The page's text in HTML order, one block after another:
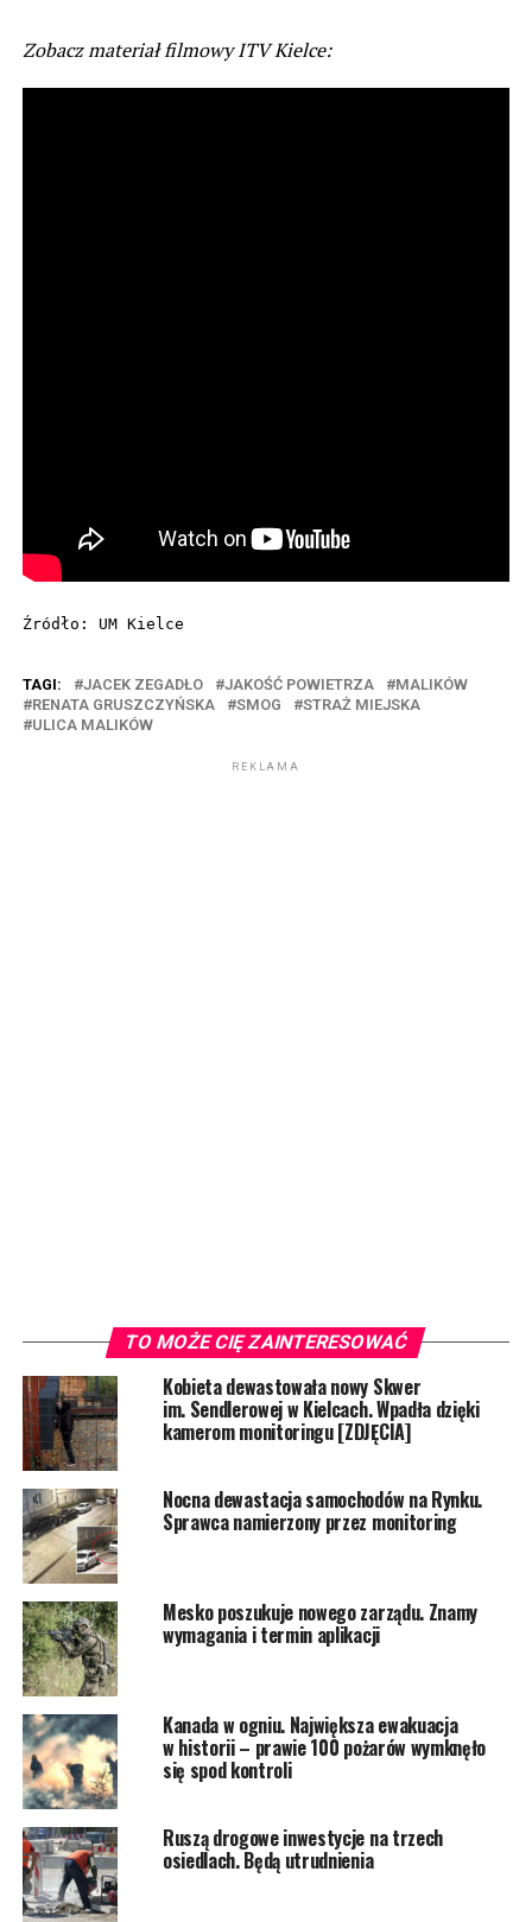
Zobacz materiał filmowy ITV Kielce:
Źródło: UM Kielce
TAGI: JACEK ZEGADŁO JAKOŚĆ POWIETRZA
MALIKÓW
RENATA GRUSZCZYŃSKA
SMOG
STRAŻ MIEJSKA
ULICA MALIKÓW
REKLAMA
TO MOŻE CIĘ ZAINTERESOWAĆ
Kobieta dewastowała nowy Skwer
im. Sendlerowej w Kielcach. Wpadła dzięki
kamerom monitoringu [ZDJĘCIA]
Nocna dewastacja samochodów na Rynku.
Sprawca namierzony przez monitoring
Mesko poszukuje nowego zarządu. Znamy
wymagania i termin aplikacji
Kanada w ogniu. Największa ewakuacja
w historii – prawie 100 pożarów wymknęło
się spod kontroli
Ruszą drogowe inwestycje na trzech
osiedlach. Będą utrudnienia